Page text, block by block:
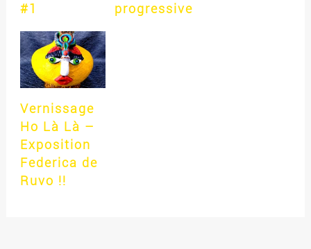
#1
progressive
Vernissage
Ho Là Là –
Exposition
Federica de
Ruvo !!